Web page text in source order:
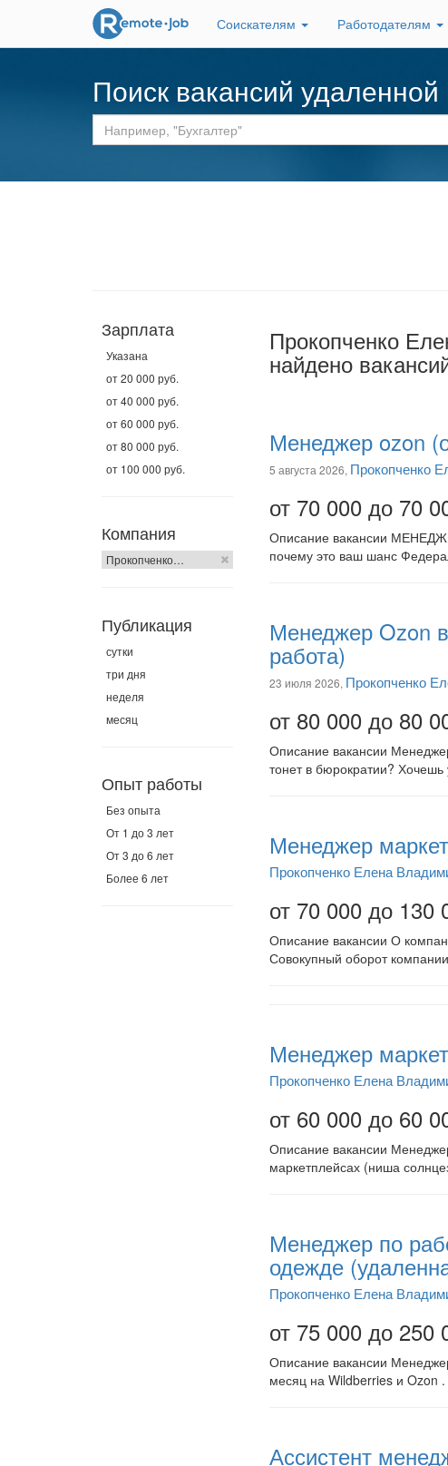
Соискателям Работодателям
Поиск вакансий
Зарплата
Указана
от 20 000 руб.
от 40 000 руб.
от 60 000 руб.
от 80 000 руб.
от 100 000 руб.
Компания
Прокопченко…
Публикация
сутки
три дня
неделя
месяц
Опыт работы
Без опыта
От 1 до 3 лет
От 3 до 6 лет
Более 6 лет
Прокопченко
найдено
Менеджер ozon
5 августа 2026, Прокопченко
от 70 000 до 70
Описание вакансии
почему это ваш шанс
Менеджер Ozon
работа)
23 июля 2026, Прокопченко
от 80 000 до 80
Описание вакансии
тонет в бюрократии?
Менеджер
Прокопченко Елена
от 70 000 до 130
Описание вакансии О
Совокупный оборот
Менеджер
Прокопченко Елена
от 60 000 до 60
Описание вакансии
маркетплейсах (ниша
Менеджер по
одежде
Прокопченко Елена
от 75 000 до 250
Описание вакансии
месяц на Wildberries и Ozon
Ассистент